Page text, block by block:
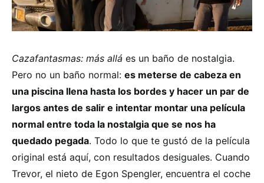
Cazafantasmas: más allá es un baño de nostalgia.
Pero no un baño normal: es meterse de cabeza en
una piscina llena hasta los bordes y hacer un par de
largos antes de salir e intentar montar una película
normal entre toda la nostalgia que se nos ha
quedado pegada. Todo lo que te gustó de la película
original está aquí, con resultados desiguales. Cuando
Trevor, el nieto de Egon Spengler, encuentra el coche